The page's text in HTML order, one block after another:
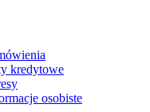
kredytowe
osobiste